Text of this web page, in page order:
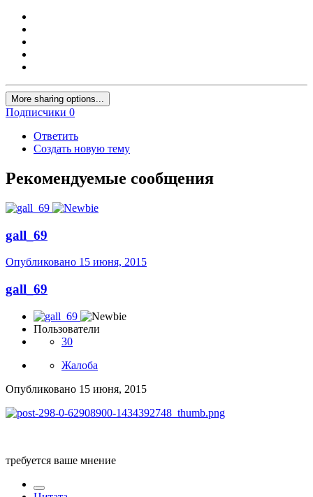
More sharing options...
Подписчики 0
Ответить
Создать новую тему
Рекомендуемые сообщения
gall_69
Опубликовано 15 июня, 2015
gall_69
Пользователи
30
Жалоба
Опубликовано 15 июня, 2015
требуется ваше мнение